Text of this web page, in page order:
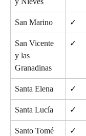
San Marino ✓
San Vicente
y las
Granadinas
✓
Santa Elena ✓
Santa Lucía ✓
Santo Tomé
✓